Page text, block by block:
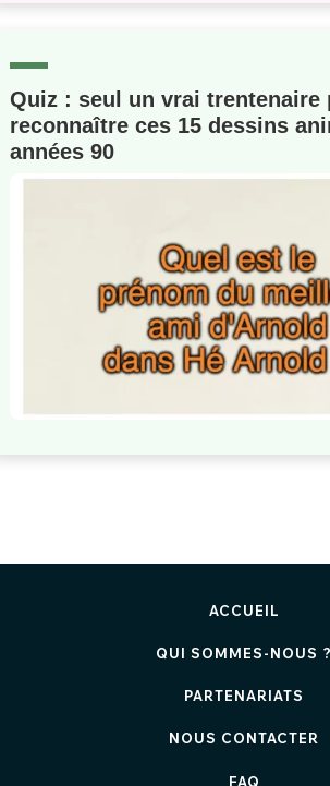
Quiz : seul un vrai trentenaire
reconnaître ces 15 dessins
années 90
ACCUEIL
QUI SOMMES-NOUS ?
PARTENARIATS
NOUS CONTACTER
FAQ